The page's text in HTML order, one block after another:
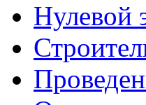
Нулевой